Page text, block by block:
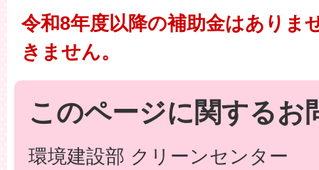
令和8年度以降の補助金はありま
きません。
このページに関するお
環境建設部 クリーンセンター